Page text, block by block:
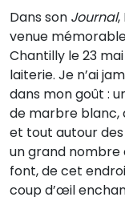
Dans son Journal,
venue
Chantilly le 23
laiterie. Je n’ai
dans mon goût :
de marbre blanc,
et tout autour
un grand nombre
font, de cet
coup d’œil